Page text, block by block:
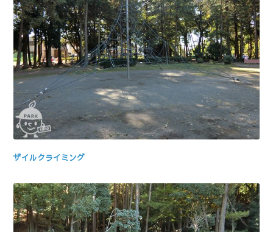
ザイルクライミング